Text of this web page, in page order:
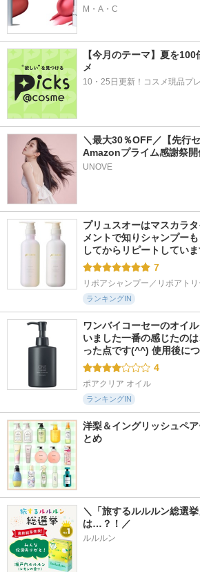
M・A・C
【今月のテーマ】夏を
メ
10・25日更新！コスメ現品プ
＼最大30％OFF／【先行
Amazonプライム感謝祭開
UNOVE
プリュスオーはマスカラ
メントで知りシャンプー
してからリピートしてい
7
リポアシャンプー／リポアトリ
ランキングIN
ワンバイコーセーのオイ
いました一番の感じたの
った点です(^^) 使用後に
4
ポアクリア オイル
ランキングIN
洋梨＆イングリッシュペ
とめ
＼「旅するルルルン総選
は…？！／
ルルルン